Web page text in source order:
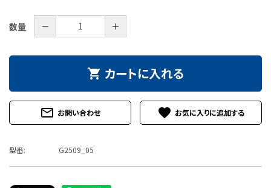
数量 － ＋
shopping_cart カートに入れる
mail_outline お問い合わせ favorite
型番: G2509_05